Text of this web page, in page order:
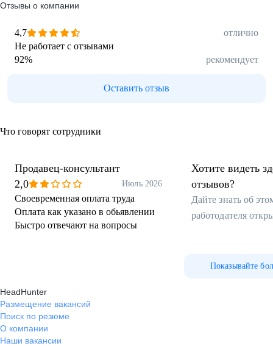
Отзывы о компании
4,7
отлично
Не работает с отзывами
92% рекомендует
Оставить отзыв
Что говорят сотрудники
Продавец-консультант
2,0
Июль 2026
Своевременная оплата труда
Оплата как указано в обьявлении
Быстро отвечают на вопросы
Хотите видеть
отзывов?
Дайте знать об
работодателя
Показывайте
HeadHunter
Размещение вакансий
Поиск по резюме
О компании
Наши вакансии